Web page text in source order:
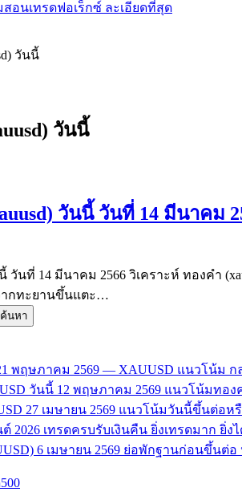
วันนี้
วันนี้
วันนี้ วันที่ 14 มีนาคม
วันที่ 14 มีนาคม 2566 วิเคราะห์ ทองคำ
ากทะยานขึ้นแตะ…
พฤษภาคม 2569 — XAUUSD แนวโน้ม ก
วันนี้ 12 พฤษภาคม 2569 แนวโน้มทอง
27 เมษายน 2569 แนวโน้มวันนี้ขึ้นต่อห
2026 เทรดครบรับเงินคืน ยิ่งเทรดมาก ยิ่ง
6 เมษายน 2569 ย่อพักฐานก่อนขึ้นต่